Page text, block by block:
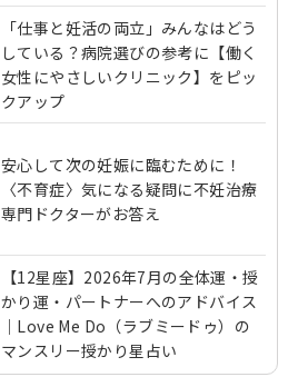
「仕事と妊活の両立」みんなはどう
している？病院選びの参考に【働く
女性にやさしいクリニック】をピッ
クアップ
安心して次の妊娠に臨むために！
〈不育症〉気になる疑問に不妊治療
専門ドクターがお答え
【12星座】2026年7月の全体運・授
かり運・パートナーへのアドバイス
｜Love Me Do（ラブミードゥ）の
マンスリー授かり星占い